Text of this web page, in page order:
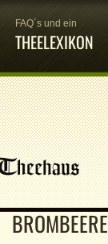
FAQ´s und ein
THEELEXIKON
BROMBEERE